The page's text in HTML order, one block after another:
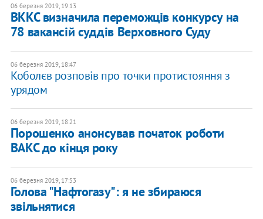
06 березня 2019, 19:13
ВККС визначила переможців конкурсу на
78 вакансій суддів Верховного Суду
06 березня 2019, 18:47
Коболєв розповів про точки протистояння з
урядом
06 березня 2019, 18:21
Порошенко анонсував початок роботи
ВАКС до кінця року
06 березня 2019, 17:53
Голова "Нафтогазу": я не збираюся
звільнятися